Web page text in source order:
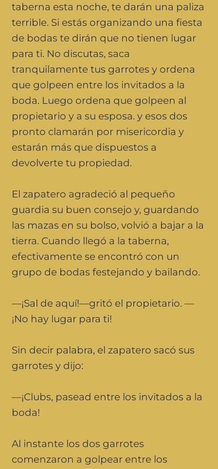
taberna esta noche, te darán una paliza
terrible. Si estás organizando una fiesta
de bodas te dirán que no tienen lugar
para ti. No discutas, saca
tranquilamente tus garrotes y ordena
que golpeen entre los invitados a la
boda. Luego ordena que golpeen al
propietario y a su esposa. y esos dos
pronto clamarán por misericordia y
estarán más que dispuestos a
devolverte tu propiedad.
El zapatero agradeció al pequeño
guardia su buen consejo y, guardando
las mazas en su bolso, volvió a bajar a la
tierra. Cuando llegó a la taberna,
efectivamente se encontró con un
grupo de bodas festejando y bailando.
—¡Sal de aquí!—gritó el propietario. —
¡No hay lugar para ti!
Sin decir palabra, el zapatero sacó sus
garrotes y dijo:
—¡Clubs, pasead entre los invitados a la
boda!
Al instante los dos garrotes
comenzaron a golpear entre los